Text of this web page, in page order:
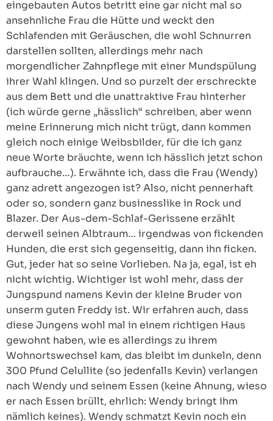
eingebauten Autos betritt eine gar nicht mal so
ansehnliche Frau die Hütte und weckt den
Schlafenden mit Geräuschen, die wohl Schnurren
darstellen sollten, allerdings mehr nach
morgendlicher Zahnpflege mit einer Mundspülung
ihrer Wahl klingen. Und so purzelt der erschreckte
aus dem Bett und die unattraktive Frau hinterher
(ich würde gerne „hässlich“ schreiben, aber wenn
meine Erinnerung mich nicht trügt, dann kommen
gleich noch einige Weibsbilder, für die ich ganz
neue Worte bräuchte, wenn ich hässlich jetzt schon
aufbrauche…). Erwähnte ich, dass die Frau (Wendy)
ganz adrett angezogen ist? Also, nicht pennerhaft
oder so, sondern ganz businesslike in Rock und
Blazer. Der Aus-dem-Schlaf-Gerissene erzählt
derweil seinen Albtraum… irgendwas von fickenden
Hunden, die erst sich gegenseitig, dann ihn ficken.
Gut, jeder hat so seine Vorlieben. Na ja, egal, ist eh
nicht wichtig. Wichtiger ist wohl mehr, dass der
Jungspund namens Kevin der kleine Bruder von
unserm guten Freddy ist. Wir erfahren auch, dass
diese Jungens wohl mal in einem richtigen Haus
gewohnt haben, wie es allerdings zu ihrem
Wohnortswechsel kam, das bleibt im dunkeln, denn
300 Pfund Celullite (so jedenfalls Kevin) verlangen
nach Wendy und seinem Essen (keine Ahnung, wieso
er nach Essen brüllt, ehrlich: Wendy bringt ihm
nämlich keines). Wendy schmatzt Kevin noch ein